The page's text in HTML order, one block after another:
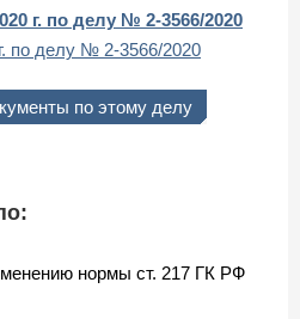
г. по делу № 2-3566/2020
по делу № 2-3566/2020
по этому делу
нормы ст. 217 ГК РФ